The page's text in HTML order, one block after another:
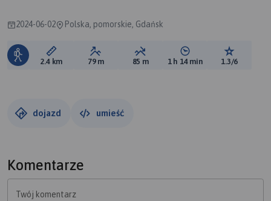
2024-06-02 Polska, pomorskie, Gdańsk
Długość trasy:
2.4 km Suma przewyższeń:
79 m Suma spadków:
85 m Średni czas potrzebny
1 h 14 min Ocena
1.3/6
dojazd umieść
Komentarze
Twój komentarz